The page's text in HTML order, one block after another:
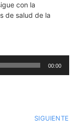
con la
de salud de la
00:00
SIGUIENTE